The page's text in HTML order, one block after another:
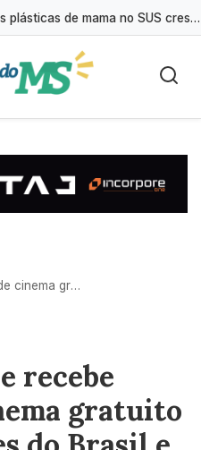
Cirurgias plásticas de mama no SUS crescem mais de 50% em dez anos
Campo Grande recebe semana de cinema gratuito com produções do Brasil e de Cuba
recebe
gratuito